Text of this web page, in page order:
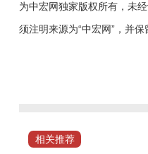
为中宏网独家版权所有，未
须注明来源为“中宏网”，并保
省 相关推荐